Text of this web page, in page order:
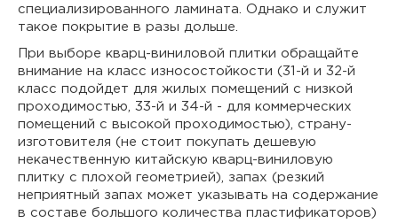
специализированного ламината. Однако и служит
такое покрытие в разы дольше.
При выборе кварц-виниловой плитки обращайте
внимание на класс износостойкости (31-й и 32-й
класс подойдет для жилых помещений с низкой
проходимостью, 33-й и 34-й - для коммерческих
помещений с высокой проходимостью), страну-
изготовителя (не стоит покупать дешевую
некачественную китайскую кварц-виниловую
плитку с плохой геометрией), запах (резкий
неприятный запах может указывать на содержание
в составе большого количества пластификаторов)